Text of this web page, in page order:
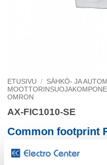
ETUSIVU / SÄHKÖ- JA
OMRON
AX-FIC1010-SE
Common footprint